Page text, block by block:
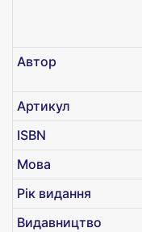
Автор
Артикул
ISBN
Мова
Рік видання
Видавництво